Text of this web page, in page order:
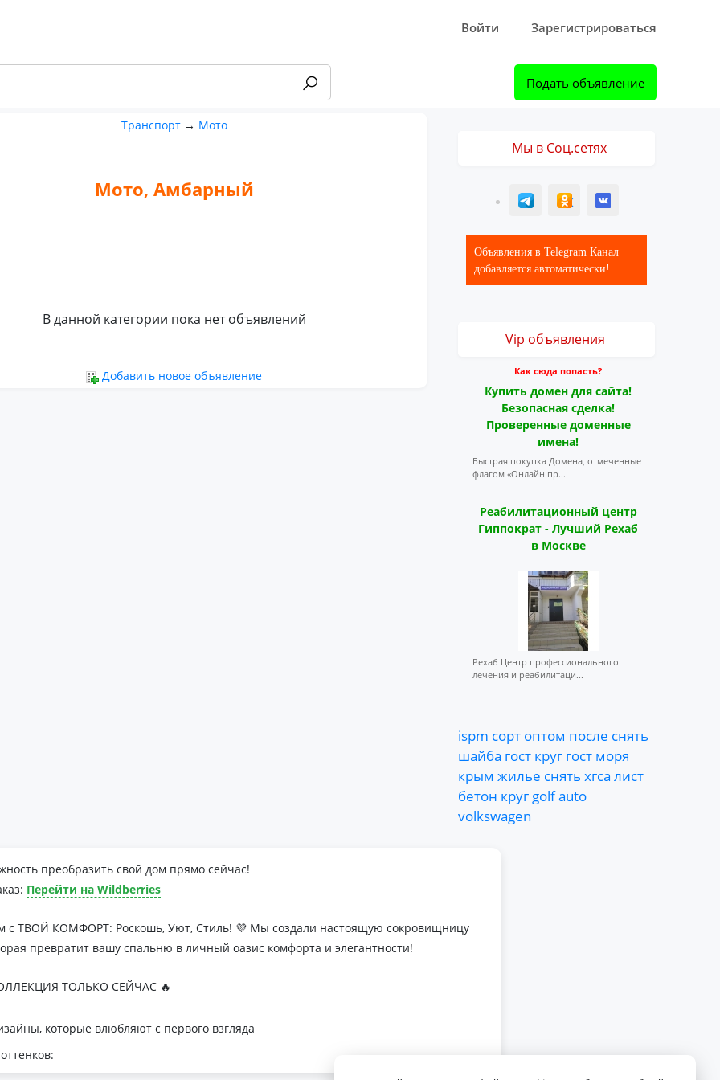
Войти Зарегистрироваться
Подать объявление
Транспорт→ Мото
Мото, Амбарный
В данной категории пока нет объявлений
Добавить новое объявление
Мы в Соц.сетях
T ОК ВК
Объявления в Telegram Канал
добавляется автоматически!
Vip объявления
Как сюда попасть?
Купить домен для сайта!
Безопасная сделка!
Проверенные доменные
имена!
Быстрая покупка Домена, отмеченные
флагом «Онлайн пр...
Реабилитационный центр
Гиппократ - Лучший Рехаб
в Москве
Рехаб Центр профессионального
лечения и реабилитаци...
ispm сорт оптом после снять
шайба гост круг гост моря
крым жилье снять хгса лист
бетон круг golfauto
volkswagen
преобразить свой дом прямо сейчас!
Перейти на Wildberries
с ТВОЙ КОМФОРТ: Роскошь, Уют, Стиль! 💜 Мы создали настоящую сокровищницу
превратит вашу спальню в личный оазис комфорта и элегантности!
ТОЛЬКО СЕЙЧАС 🔥
которые влюбляют с первого взгляда